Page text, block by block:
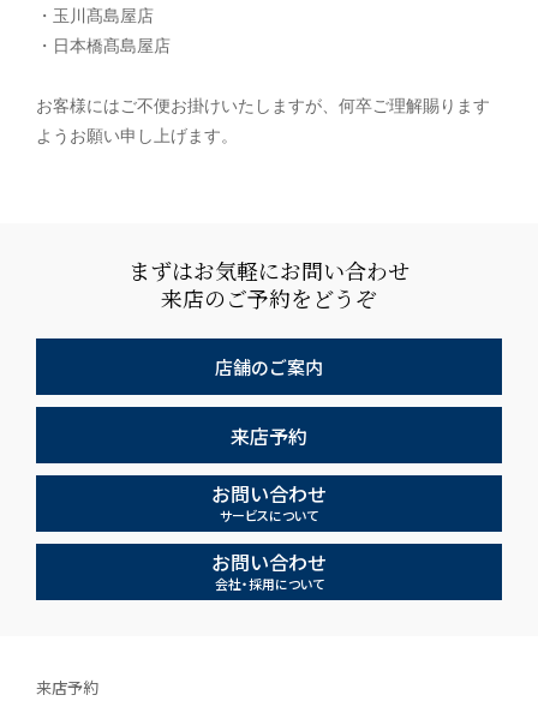
・玉川髙島屋店
・日本橋髙島屋店
お客様にはご不便お掛けいたしますが、何卒ご理解賜ります
ようお願い申し上げます。
まずはお気軽にお問い合わせ
来店のご予約をどうぞ
店舗のご案内
来店予約
お問い合わせ
サービスについて
お問い合わせ
会社・採用について
来店予約